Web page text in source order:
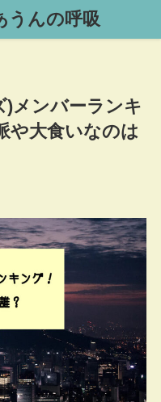
うんの呼吸
メンバーランキ
や大食いなのは